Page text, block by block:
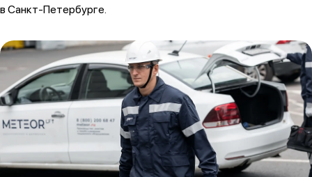
в Санкт-Петербурге.